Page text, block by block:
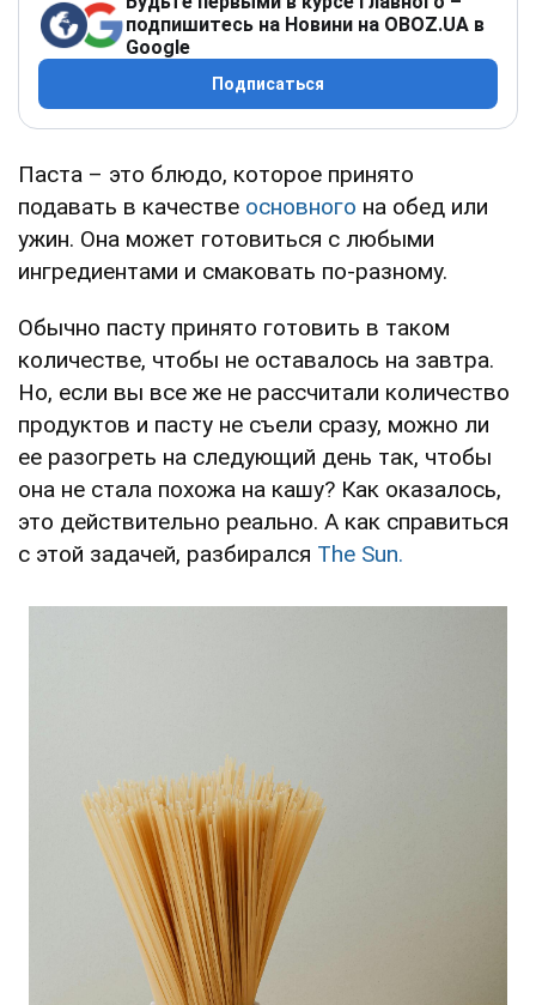
подпишитесь на Новини на OBOZ.UA в
Google
Подписаться
Паста – это блюдо, которое принято
подавать в качестве основного на обед или
ужин. Она может готовиться с любыми
ингредиентами и смаковать по-разному.
Обычно пасту принято готовить в таком
количестве, чтобы не оставалось на завтра.
Но, если вы все же не рассчитали количество
продуктов и пасту не съели сразу, можно ли
ее разогреть на следующий день так, чтобы
она не стала похожа на кашу? Как оказалось,
это действительно реально. А как справиться
с этой задачей, разбирался The Sun.